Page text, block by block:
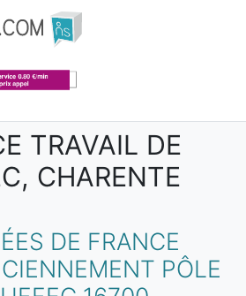
TRAVAIL DE
CHARENTE
DE FRANCE
PÔLE